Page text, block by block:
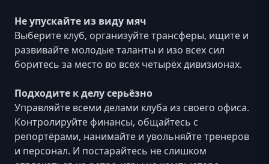
Не упускайте из виду мяч
Выберите клуб, организуйте трансферы, ищите и
развивайте молодые таланты и изо всех сил
боритесь за место во всех четырёх дивизионах.
Подходите к делу серьёзно
Управляйте всеми делами клуба из своего офиса.
Контролируйте финансы, общайтесь с
репортёрами, нанимайте и увольняйте тренеров
и персонал. И постарайтесь не слишком